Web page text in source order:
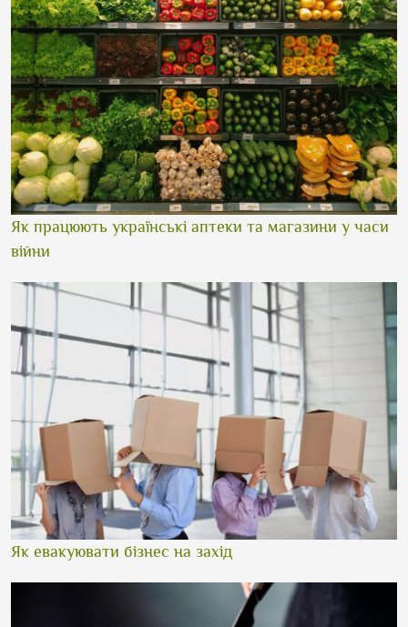
Як працюють українські аптеки та магазини у часи
війни
Як евакуювати бізнес на захід